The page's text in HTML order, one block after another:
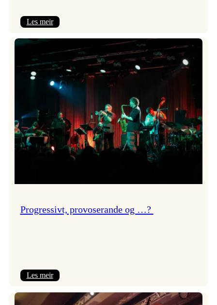
Les meir:
prisen
2025
Progressivt, provoserande og …?
Les meir:
provoserande